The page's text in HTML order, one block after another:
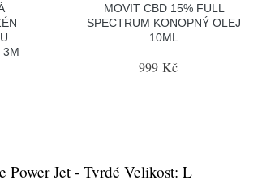
3M
MOVIT CBD 15% FULL
SPECTRUM KONOPNÝ OLEJ
10ML
999 Kč
Power Jet - Tvrdé Velikost: L